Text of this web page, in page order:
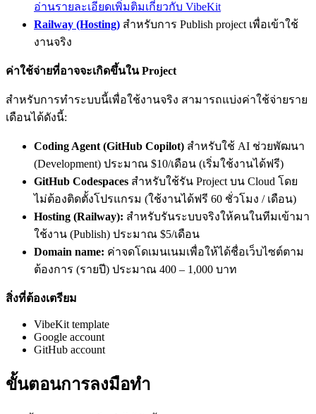
อ่านรายละเอียดเพิ่มติมเกี่ยวกับ VibeKit
Railway (Hosting) สำหรับการ Publish project เพื่อเข้าใช้
งานจริง
ค่าใช้จ่ายที่อาจจะเกิดขึ้นใน Project
สำหรับการทำระบบนี้เพื่อใช้งานจริง สามารถแบ่งค่าใช้จ่ายราย
เดือนได้ดังนี้:
Coding Agent (GitHub Copilot) สำหรับใช้ AI ช่วยพัฒนา
(Development) ประมาณ $10/เดือน (เริ่มใช้งานได้ฟรี)
GitHub Codespaces สำหรับใช้รัน Project บน Cloud โดย
ไม่ต้องติดตั้งโปรแกรม (ใช้งานได้ฟรี 60 ชั่วโมง / เดือน)
Hosting (Railway): สำหรับรันระบบจริงให้คนในทีมเข้ามา
ใช้งาน (Publish) ประมาณ $5/เดือน
Domain name: ค่าจดโดเมนเนมเพื่อให้ได้ชื่อเว็บไซต์ตาม
ต้องการ (รายปี) ประมาณ 400 – 1,000 บาท
สิ่งที่ต้องเตรียม
VibeKit template
Google account
GitHub account
ขั้นตอนการลงมือทำ